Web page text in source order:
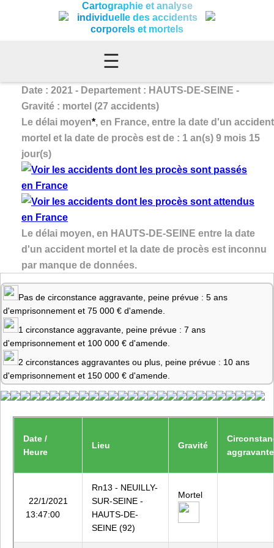
Cartographie et analyse
individuelle des accidents
corporels et mortels
☰
Date : 2021 - Departement : HAUTS-DE-SEINE -
Gravité : mortel (27 accidents)
Le délai moyen*, en France, entre la date d'un accident
mortel et la date de procès est de : 1 an(s) 9 mois 15
jour(s)
Le délai moyen, en HAUTS-DE-SEINE entre la date
d'un accident mortel et la date de procès est inconnu
par manque de données.
Pas de circonstance aggravante, peine prévue : 5 ans
d'emprisonnement et 75 000 € d'amende.
1 circonstance aggravante, peine prévue : 7 ans
d'emprisonnement et 100 000 € d'amende.
2 circonstances aggravantes ou plus, peine prévue : 10 ans
d'emprisonnement et 150 000 € d'amende.
Date /
Heure
Lieu Gravité
22/1/2021
13:47:00
Rn13 - NEUILLY-
SUR-SEINE -
HAUTS-DE-
SEINE (92)
Mortel